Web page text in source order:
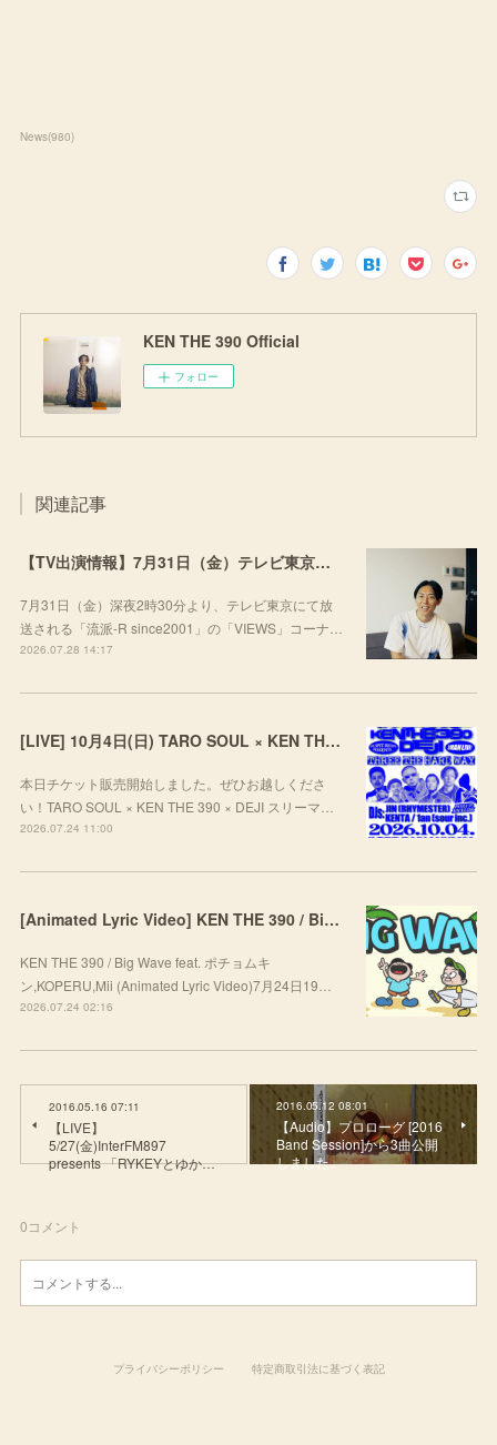
News(980)
KEN THE 390 Official
フォロー
関連記事
【TV出演情報】7月31日（金）テレビ東京「流派-R since2001」
7月31日（金）深夜2時30分より、テレビ東京にて放
送される「流派-R since2001」の「VIEWS」コーナ…
2026.07.28 14:17
[LIVE] 10月4日(日) TARO SOUL × KEN THE 390 × DEJI スリーマンLIVE "THREE THE HARD WAY” @ ORD. 代官山
本日チケット販売開始しました。ぜひお越しくださ
い！TARO SOUL × KEN THE 390 × DEJI スリーマ…
2026.07.24 11:00
[Animated Lyric Video] KEN THE 390 / Big Wave feat. ポチョムキン,KOPERU,Mii
KEN THE 390 / Big Wave feat. ポチョムキ
ン,KOPERU,Mii (Animated Lyric Video)7月24日19…
2026.07.24 02:16
2016.05.16 07:11
【LIVE】
5/27(金)InterFM897
presents 「RYKEYとゆか…
2016.05.12 08:01
【Audio】プロローグ [2016
Band Session]から3曲公開
しました。
0コメント
プライバシーポリシー 特定商取引法に基づく表記